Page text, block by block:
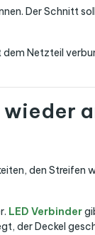
Der Schnitt
Netzteil
den
LED Verbinder
der Deckel